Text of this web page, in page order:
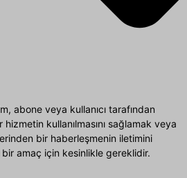
abone veya kullanıcı tarafından
kullanılmasını sağlamak veya
bir haberleşmenin iletimini
amaç için kesinlikle gereklidir.